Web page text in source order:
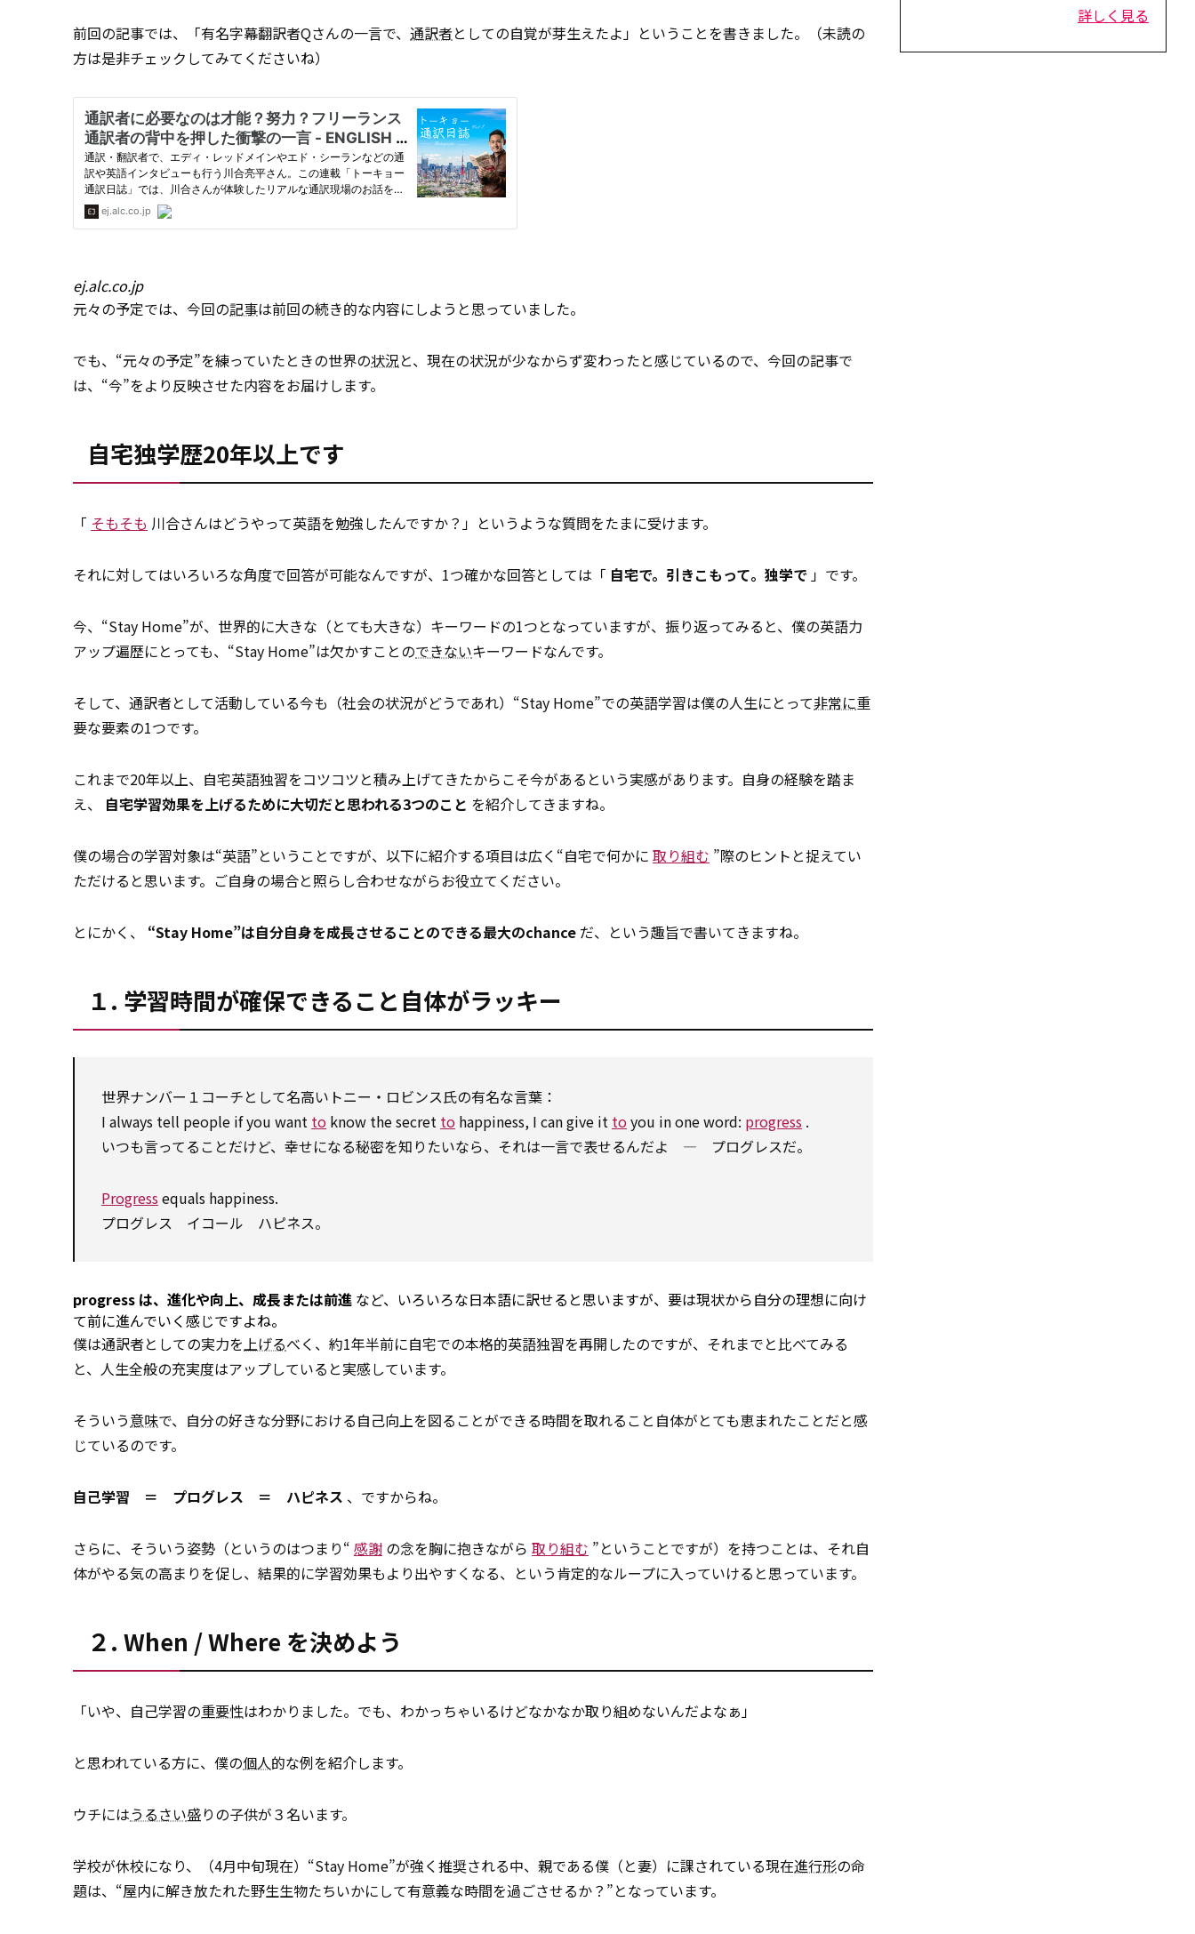
前回の記事では、「有名字幕翻訳者Qさんの一言で、 通訳者としての自覚が芽生えたよ」ということを書きました。（未読の
方は是非チェックしてみてくださいね）
ej.alc.co.jp
元々の予定では、今回の記事は前回の続き的な内容にしようと思っていました。
でも、“元々の予定”を練っていたときの世界の状況と、現在の状況が少なからず変わったと感じているので、今回の記事で
は、“今”をより反映させた内容をお届けします。
自宅独学歴20年以上です
「 そもそも 川合さんはどうやって英語を勉強したんですか？」というような質問をたまに受けます。
それに対してはいろいろな角度で回答が可能なんですが、1つ確かな回答としては「 自宅で。引きこもって。独学で 」です。
今、“Stay Home”が、世界的に大きな（とても大きな）キーワードの1つとなっていますが、振り返ってみると、僕の英語力
アップ遍歴にとっても、“Stay Home”は欠かすことのできないキーワードなんです。
そして、通訳者として活動している今も（社会の状況がどうであれ）“Stay Home”での英語学習は僕の人生にとって非常に重
要な要素の1つです。
これまで20年以上、自宅英語独習をコツコツと積み上げてきたからこそ今があるという実感があります。自身の経験を踏ま
え、 自宅学習効果を上げるために大切だと思われる3つのこと を紹介してきますね。
僕の場合の学習対象は“英語”ということですが、以下に紹介する項目は広く“自宅で何かに 取り組む ”際のヒントと捉えてい
ただけると思います。ご自身の場合と照らし合わせながらお役立てください。
とにかく、 “Stay Home”は自分自身を成長させることのできる最大のchance だ、という趣旨で書いてきますね。
１. 学習時間が確保できること自体がラッキー
世界ナンバー１コーチとして名高いトニー・ロビンス氏の有名な言葉：
I always tell people if you want to know the secret to happiness, I can give it toyou in one word: progress .
いつも言ってることだけど、幸せになる秘密を知りたいなら、それは一言で表せるんだよ ― プログレスだ。
Progress equals happiness.
プログレス イコール ハピネス。
progress は、進化や向上、成長または前進 など、いろいろな日本語に訳せると思いますが、要は現状から自分の理想に向け
て前に進んでいく感じですよね。
僕は通訳者としての実力を上げるべく、約1年半前に自宅での本格的英語独習を再開したのですが、それまでと比べてみる
と、人生全般の充実度はアップしていると実感しています。
そういう意味で、自分の好きな分野における自己向上を図ることができる時間を取れること自体がとても恵まれたことだと感
じているのです。
自己学習 ＝ プログレス ＝ ハピネス 、ですからね。
さらに、そういう姿勢（というのはつまり“ 感謝 の念を胸に抱きながら 取り組む ”ということですが）を持つことは、それ自
体がやる気の高まりを促し、結果的に学習効果もより出やすくなる、という肯定的なループに入っていけると思っています。
２. When / Where を決めよう
「いや、自己学習の重要性はわかりました。でも、わかっちゃいるけどなかなか取り組めないんだよなぁ」
と思われている方に、僕の個人的な例を紹介します。
ウチにはうるさい盛りの子供が３名います。
学校が休校になり、（4月中旬現在）“Stay Home”が強く推奨される中、親である僕（と妻）に課されている現在進行形の命
題は、“屋内に解き放たれた野生生物たちいかにして有意義な時間を過ごさせるか？”となっています。
詳しく見る